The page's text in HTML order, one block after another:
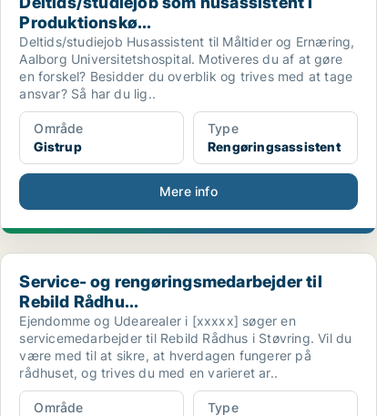
Produktionskø...
Deltids/studiejob Husassistent til Måltider og Ernæring,
Aalborg Universitetshospital. Motiveres du af at gøre
en forskel? Besidder du overblik og trives med at tage
ansvar? Så har du lig..
Område
Gistrup
Type
Rengøringsassistent
Mere info
Service- og rengøringsmedarbejder til Rebild Rådhu...
Service- og rengøringsmedarbejder til
Rebild Rådhu...
Ejendomme og Udearealer i [xxxxx] søger en
servicemedarbejder til Rebild Rådhus i Støvring. Vil du
være med til at sikre, at hverdagen fungerer på
rådhuset, og trives du med en varieret ar..
Område
Type